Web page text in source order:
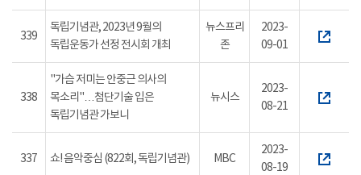
339
독립기념관, 2023년 9월의
독립운동가 선정 전시회 개최
뉴스프리
존
2023-
09-01
338
"가슴 저미는 안중근 의사의
목소리"…첨단기술 입은
독립기념관 가보니
뉴시스
2023-
08-21
337 쇼! 음악중심 (822회, 독립기념관) MBC
2023-
08-19